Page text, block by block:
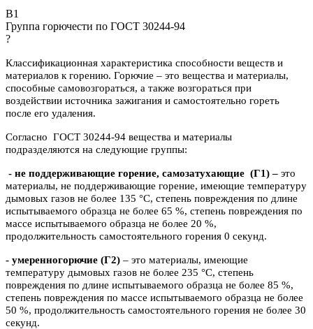
B1
Группа горючести по ГОСТ 30244-94
?
Классификационная характеристика способности веществ и
материалов к горению. Горючие – это вещества и материалы,
способные самовозгораться, а также возгораться при
воздействии источника зажигания и самостоятельно гореть
после его удаления.
Согласно ГОСТ 30244-94 вещества и материалы
подразделяются на следующие группы:
- не поддерживающие горение, самозатухающие (Г1) – это
материалы, не поддерживающие горение, имеющие температуру
дымовых газов не более 135 °C, степень повреждения по длине
испытываемого образца не более 65 %, степень повреждения по
массе испытываемого образца не более 20 %,
продолжительность самостоятельного горения 0 секунд.
- умеренногорючие (Г2) – это материалы, имеющие
температуру дымовых газов не более 235 °C, степень
повреждения по длине испытываемого образца не более 85 %,
степень повреждения по массе испытываемого образца не более
50 %, продолжительность самостоятельного горения не более 30
секунд.